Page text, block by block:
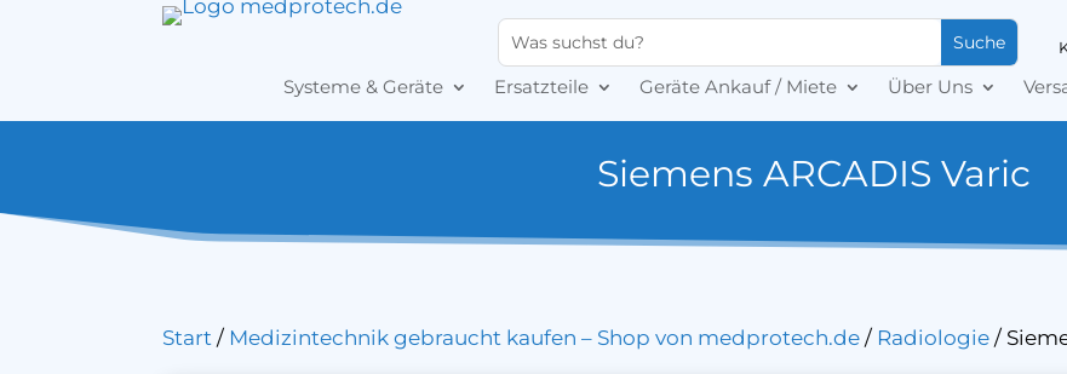
Systeme & Geräte Ersatzteile Geräte Ankauf / Miete Über Uns
Siemens ARCADIS Varic
Start / Medizintechnik gebraucht kaufen – Shop von medprotech.de / Radiologie /